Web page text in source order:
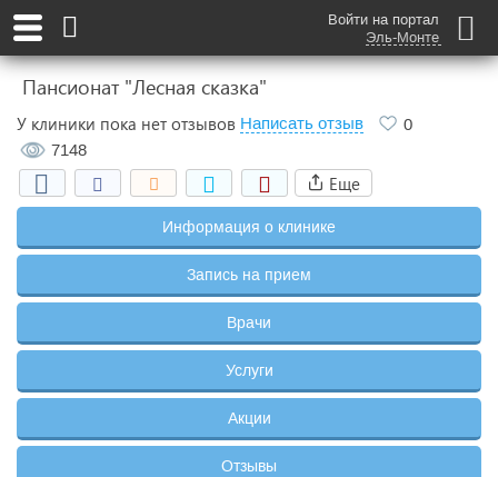
Войти на портал
Эль-Монте
Пансионат "Лесная сказка"
У клиники пока нет отзывов Написать отзыв
0
7148
Еще
Информация о клинике
Запись на прием
Врачи
Услуги
Акции
Отзывы